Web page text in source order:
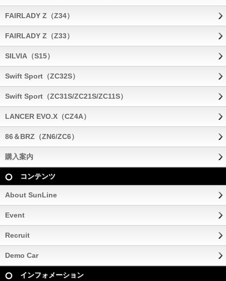
FAIRLADY Z（Z34）
FAIRLADY Z（Z33）
SILVIA（S15）
Swift Sport（ZC32S）
Swift Sport（ZC31S/ZC21S/ZC11S）
LANCER EVO.X（CZ4A）
86＆BRZ（ZN6/ZC6）
購入案内
コンテンツ
About SunLine
Event
Recruit
Demo Car
インフォメーション